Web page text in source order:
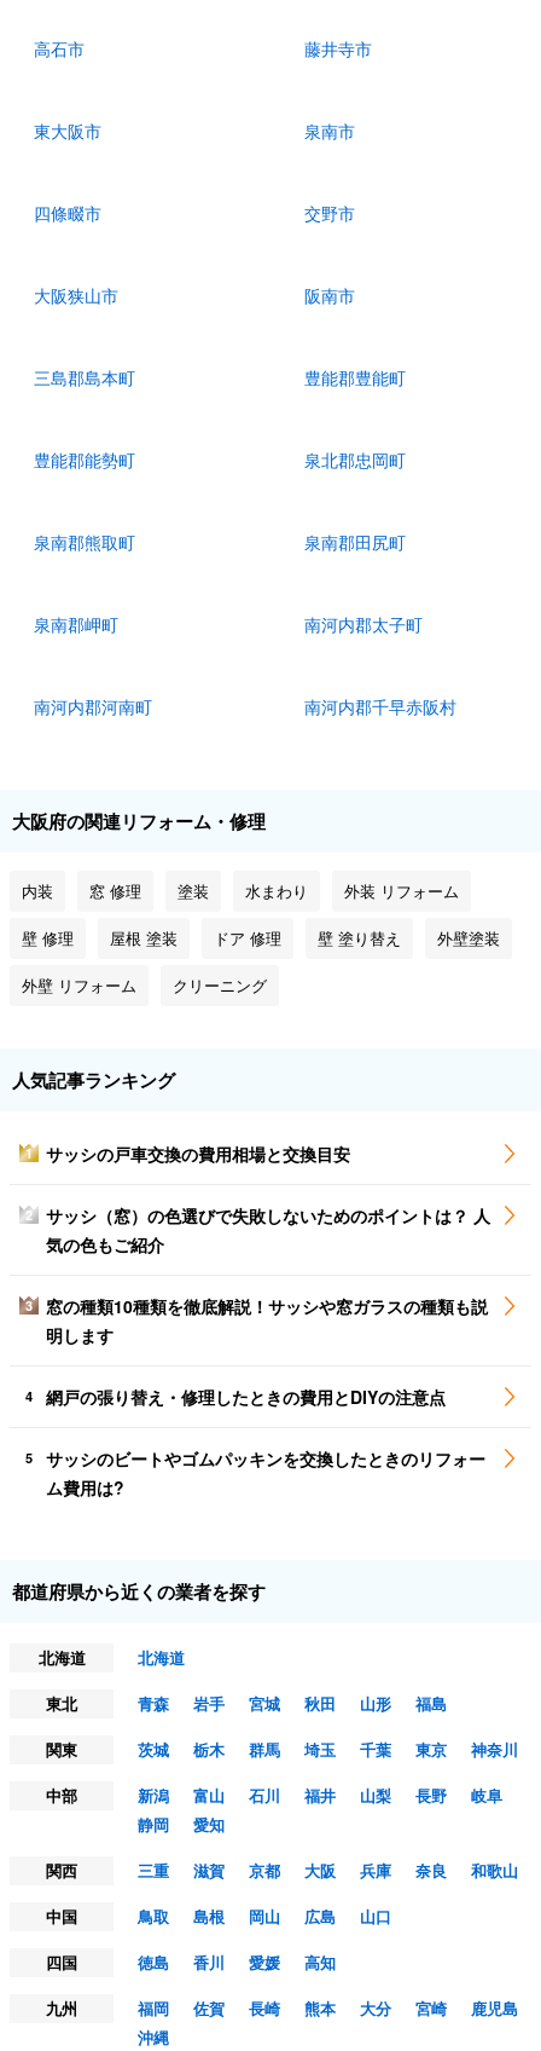
高石市 藤井寺市
東大阪市 泉南市
四條畷市 交野市
大阪狭山市 阪南市
三島郡島本町 豊能郡豊能町
豊能郡能勢町 泉北郡忠岡町
泉南郡熊取町 泉南郡田尻町
泉南郡岬町 南河内郡太子町
南河内郡河南町 南河内郡千早赤阪村
大阪府の関連リフォーム・修理
内装 窓 修理 塗装 水まわり 外装 リフォーム
壁 修理 屋根 塗装 ドア 修理 壁 塗り替え 外壁塗装
外壁 リフォーム クリーニング
人気記事ランキング
1 サッシの戸車交換の費用相場と交換目安
2
サッシ（窓）の色選びで失敗しないためのポイントは？ 人
気の色もご紹介
3
窓の種類10種類を徹底解説！サッシや窓ガラスの種類も説
明します
4 網戸の張り替え・修理したときの費用とDIYの注意点
5
サッシのビートやゴムパッキンを交換したときのリフォー
ム費用は?
都道府県から近くの業者を探す
北海道
北海道
東北
青森 岩手 宮城 秋田 山形
福島
関東
茨城 栃木 群馬 埼玉 千葉 東京
神奈川
中部
新潟 富山 石川 福井 山梨 長野
岐阜
静岡
愛知
関西
三重 滋賀 京都 大阪 兵庫 奈良
和歌山
中国
鳥取 島根 岡山 広島
山口
四国
徳島 香川 愛媛
高知
九州
福岡 佐賀 長崎 熊本 大分 宮崎
鹿児島
沖縄